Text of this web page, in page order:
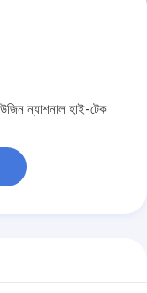
ন্যাশনাল হাই-টেক